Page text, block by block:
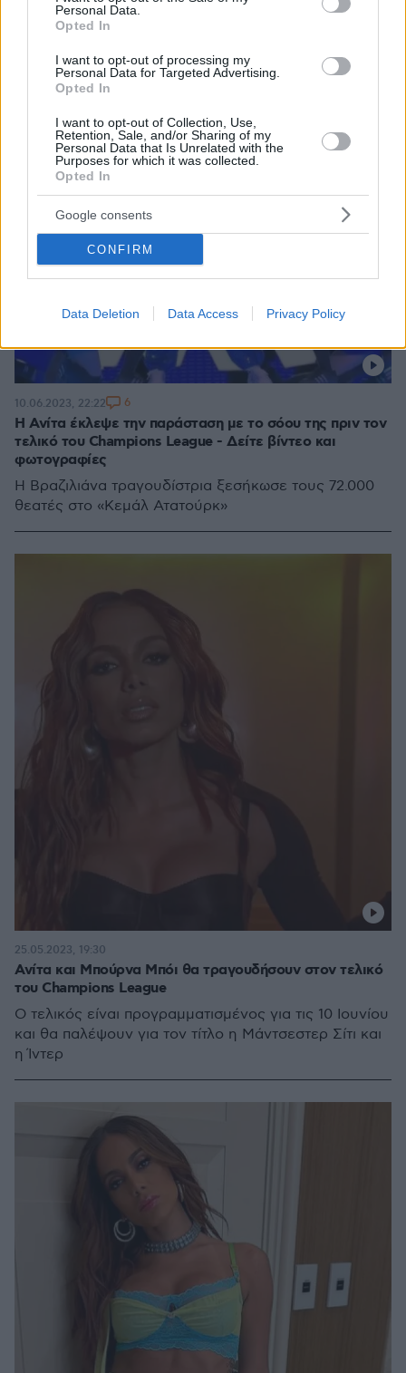
Personal Data.
Opted In
I want to opt-out of processing my
Personal Data for Targeted Advertising.
Opted In
I want to opt-out of Collection, Use,
Retention, Sale, and/or Sharing of my
Personal Data that Is Unrelated with the
Purposes for which it was collected.
Opted In
Google consents
CONFIRM
Data Deletion Data Access Privacy Policy
Η Ανίτα έκλεψε την παράσταση με το σόου της πριν τον
τελικό του Champions League - Δείτε βίντεο και
φωτογραφίες
Η Βραζιλιάνα τραγουδίστρια ξεσήκωσε τους 72.000
θεατές στο «Κεμάλ Ατατούρκ»
10.06.2023, 22:22 6
Ανίτα και Μπούρνα Μπόι θα τραγουδήσουν στον τελικό
του Champions League
Ο τελικός είναι προγραμματισμένος για τις 10 Ιουνίου
και θα παλέψουν για τον τίτλο η Μάντσεστερ Σίτι και
η Ίντερ
25.05.2023, 19:30